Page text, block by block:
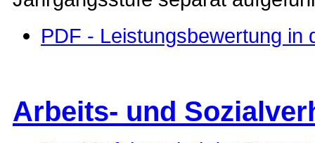
PDF - Leistungsbewertung in
Arbeits- und